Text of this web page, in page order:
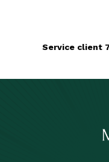
Service client